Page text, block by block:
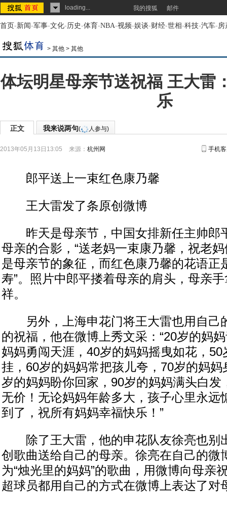
loading... 我的搜狐 邮件
首页-新闻-军事-文化-历史-体育-NBA-视频-娱谈-财经-世相-科技-汽车-房
> 其他 > 其他
体坛明星母亲节送祝福 王大雷
乐
正文 我来说两句( 人参与)
2013年05月13日13:05 来源： 杭州网 手机
郎平送上一束红色康乃馨
王大雷发了条原创微博
昨天是母亲节，中国女排新任主帅郎
母亲的合影，“送老妈一束康乃馨，祝老
是母亲节的象征，而红色康乃馨的花语正
寿”。照片中郎平搂着母亲的肩头，母亲
祥。
另外，上海申花门将王大雷也用自己
的祝福，他在微博上秀文采：“20岁的妈
妈妈勇闯天涯，40岁的妈妈摇曳如花，50
挂，60岁的妈妈常把孩儿夸，70岁的妈妈
岁的妈妈盼你回家，90岁的妈妈满头白发
无价！无论妈妈年龄多大，孩子心里永远
到了，祝所有妈妈幸福快乐！”
除了王大雷，他的申花队友徐亮也别
创歌曲送给自己的母亲。徐亮在自己的微
为“烛光里的妈妈”的歌曲，用微博向母亲
超球员都用自己的方式在微博上表达了对